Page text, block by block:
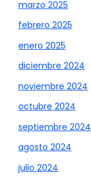
marzo 2025
febrero 2025
enero 2025
diciembre 2024
noviembre 2024
octubre 2024
septiembre 2024
agosto 2024
julio 2024